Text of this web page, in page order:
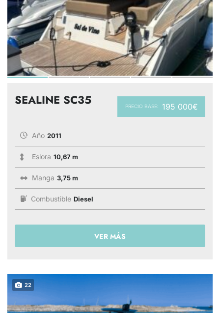
PRECIO BASE: 195 000€
SEALINE SC35
Año 2011
Eslora 10,67 m
Manga 3,75 m
Combustible Diesel
VER MÁS
22